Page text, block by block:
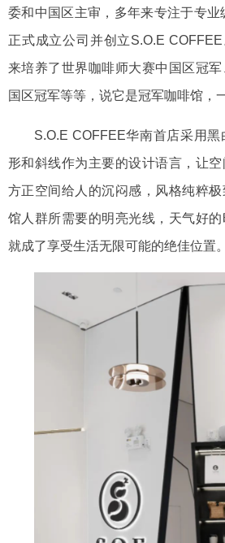
委和中国区主审，多年来专注于专业
正式成立公司并创立S.O.E
来培养了世界咖啡师大赛中国区冠
国区冠军等等，说它是冠军咖啡馆，
S.O.E COFFEE华南首店采用黑
形和斜线作为主要的设计语言，让
方正空间给人的沉闷感 ，风格纯粹
馆人群所需要的明亮光线，天气好
就成了享受生活无限可能的绝佳位置。